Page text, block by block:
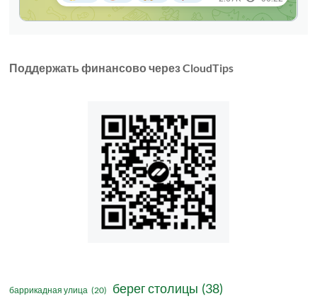
Поддержать финансово через CloudTips
баррикадная улица (20) берег столицы (38)